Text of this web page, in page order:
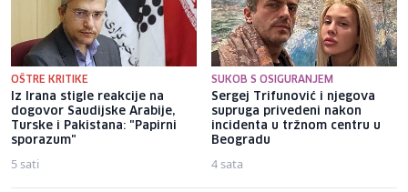
OŠTRE KRITIKE
Iz Irana stigle reakcije na
dogovor Saudijske Arabije,
Turske i Pakistana: "Papirni
sporazum"
5 sati
SUKOB S OSIGURANJEM
Sergej Trifunović i njegova
supruga privedeni nakon
incidenta u tržnom centru u
Beogradu
4 sata